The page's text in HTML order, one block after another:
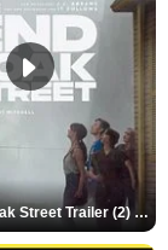
The End Of Oak Street Trailer (2) DF